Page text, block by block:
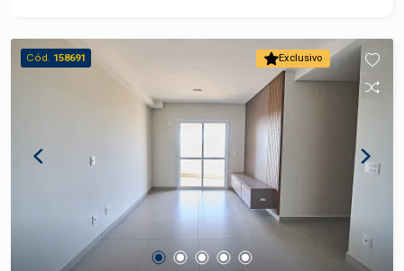
Piscina na cobertura com vista incrível para a
cidade, perfeito para relaxar e socializar.
Localização: próximo a serviços, transporte
público, comércios e com fácil acesso a
principais vias da cidade.
Exclusivo
Cód. 158691